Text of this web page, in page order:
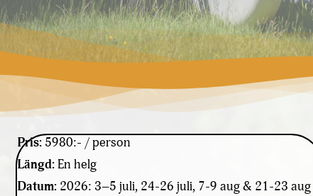
Pris: 5980:- / person
Längd:En helg
Datum: 2026: 3–5 juli, 24-26 juli, 7-9 aug & 21-23 aug